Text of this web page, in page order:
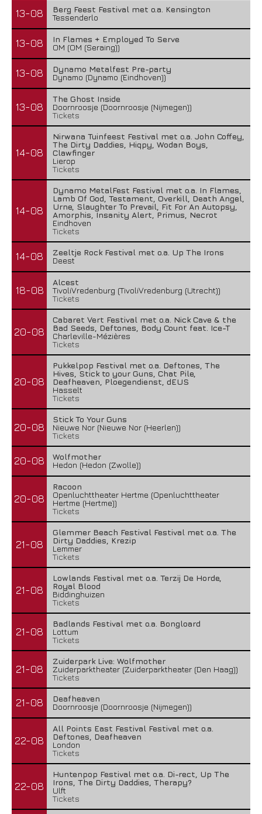
13-08
Berg Feest Festival met o.a. Kensington
Tessenderlo
13-08
In Flames + Employed To Serve
OM (OM (Seraing))
13-08
Dynamo Metalfest Pre-party
Dynamo (Dynamo (Eindhoven))
13-08
The Ghost Inside
Doornroosje (Doornroosje (Nijmegen))
Tickets
14-08
Nirwana Tuinfeest Festival met o.a. John Coffey,
The Dirty Daddies, Hiqpy, Wodan Boys,
Clawfinger
Lierop
Tickets
14-08
Dynamo MetalFest Festival met o.a. In Flames,
Lamb Of God, Testament, Overkill, Death Angel,
Urne, Slaughter To Prevail, Fit For An Autopsy,
Amorphis, Insanity Alert, Primus, Necrot
Eindhoven
Tickets
14-08
Zeeltje Rock Festival met o.a. Up The Irons
Deest
18-08
Alcest
TivoliVredenburg (TivoliVredenburg (Utrecht))
Tickets
20-08
Cabaret Vert Festival met o.a. Nick Cave & the
Bad Seeds, Deftones, Body Count feat. Ice-T
Charleville-Mézières
Tickets
20-08
Pukkelpop Festival met o.a. Deftones, The
Hives, Stick to your Guns, Chat Pile,
Deafheaven, Ploegendienst, dEUS
Hasselt
Tickets
20-08
Stick To Your Guns
Nieuwe Nor (Nieuwe Nor (Heerlen))
Tickets
20-08
Wolfmother
Hedon (Hedon (Zwolle))
20-08
Racoon
Openluchttheater Hertme (Openluchttheater
Hertme (Hertme))
Tickets
21-08
Glemmer Beach Festival Festival met o.a. The
Dirty Daddies, Krezip
Lemmer
Tickets
21-08
Lowlands Festival met o.a. Terzij De Horde,
Royal Blood
Biddinghuizen
Tickets
21-08
Badlands Festival met o.a. Bongloard
Lottum
Tickets
21-08
Zuiderpark Live: Wolfmother
Zuiderparktheater (Zuiderparktheater (Den Haag))
Tickets
21-08
Deafheaven
Doornroosje (Doornroosje (Nijmegen))
22-08
All Points East Festival Festival met o.a.
Deftones, Deafheaven
London
Tickets
22-08
Huntenpop Festival met o.a. Di-rect, Up The
Irons, The Dirty Daddies, Therapy?
Ulft
Tickets